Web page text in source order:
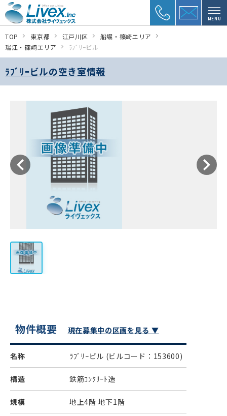
MENU
TOP 東京都 江戸川区
船堀・篠崎エリア
瑞江・篠崎エリア
ﾗﾌﾞﾘｰビル
ﾗﾌﾞﾘｰビルの空き室情報
物件概要 現在募集中の区画を見る ▼
名称 ﾗﾌﾞﾘｰビル (ビルコード：153600)
構造 鉄筋ｺﾝｸﾘｰﾄ造
規模 地上4階 地下1階